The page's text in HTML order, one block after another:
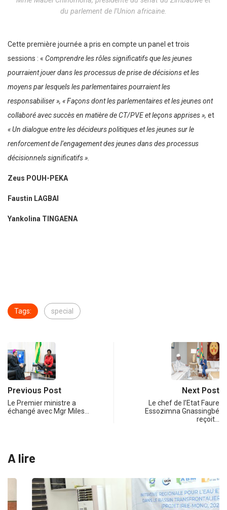
du parlement de l’Union africaine.
Cette première journée a pris en compte un panel et trois
sessions : « Comprendre les rôles significatifs que les jeunes
pourraient jouer dans les processus de prise de décisions et les
moyens par lesquels les parlementaires pourraient les
responsabiliser », « Façons dont les parlementaires et les jeunes ont
collaboré avec succès en matière de CT/PVE et leçons apprises », et
«Un dialogue entre les décideurs politiques et les jeunes sur le
renforcement de l’engagement des jeunes dans des processus
décisionnels significatifs ».
Zeus POUH-PEKA
Faustin LAGBAI
Yankolina TINGAENA
Tags: special
Previous Post
Le Premier ministre a
échangé avec Mgr Miles…
Next Post
Le chef de l’Etat Faure
Essozimna Gnassingbé
reçoit…
A lire